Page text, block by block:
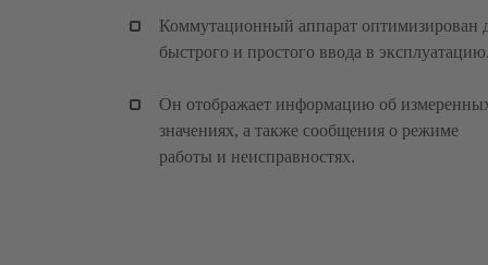
Коммутационный аппарат оптимизирован
быстрого и простого ввода в
Он отображает информацию об
значениях, а также сообщения о режиме
работы и неисправностях.